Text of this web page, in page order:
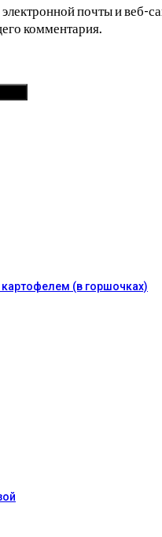
почты и веб-
комментария.
(в горшочках)